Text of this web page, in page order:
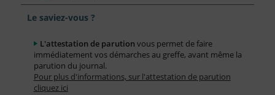
Le saviez-vous ?
L'attestation de parution vous permet de faire
immédiatement vos démarches au greffe, avant même la
parution du journal.
Pour plus d'informations, sur l'attestation de parution
cliquez ici